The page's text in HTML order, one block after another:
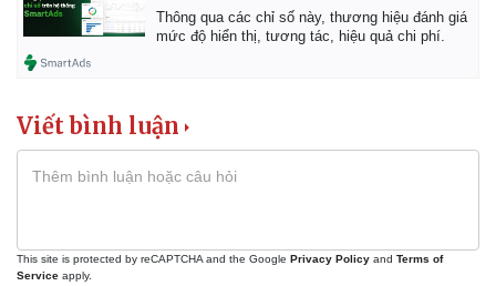
Thông qua các chỉ số này, thương hiệu đánh giá
mức độ hiển thị, tương tác, hiệu quả chi phí.
Viết bình luận
This site is protected by reCAPTCHA and the Google Privacy Policy and Terms of
Service apply.